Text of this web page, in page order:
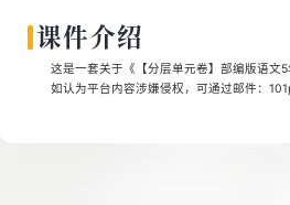
6
课件介绍
这是一套关于《【分层单元卷】部编版语文
如认为平台内容涉嫌侵权，可通过邮件：